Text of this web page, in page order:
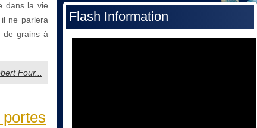
dans la vie
ne parlera
de grains à
Four...
Flash Information